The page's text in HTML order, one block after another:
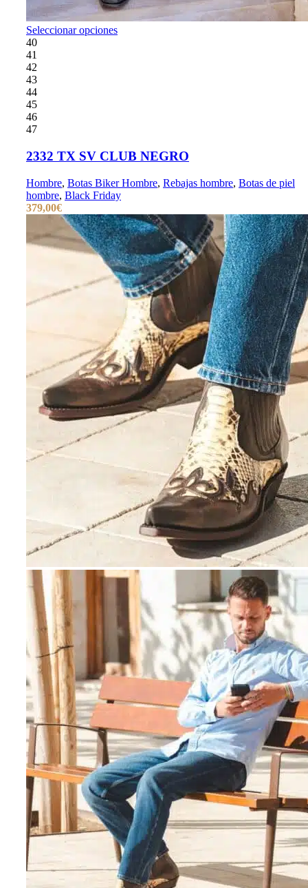
Seleccionar opciones
40
41
42
43
44
45
46
47
2332 TX SV CLUB NEGRO
Hombre, Botas Biker Hombre, Rebajas hombre, Botas de piel
hombre, Black Friday
379,00€